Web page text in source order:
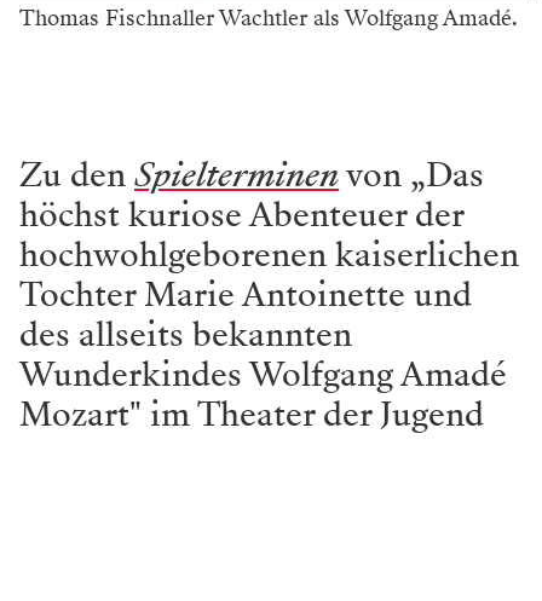
Thomas Fischnaller Wachtler als Wolfgang Amadé.
Zu denSpielterminenvon „Das
höchst kuriose Abenteuer der
hochwohlgeborenen kaiserlichen
Tochter Marie Antoinette und
des allseits bekannten
Wunderkindes Wolfgang Amadé
Mozart" im Theater der Jugend